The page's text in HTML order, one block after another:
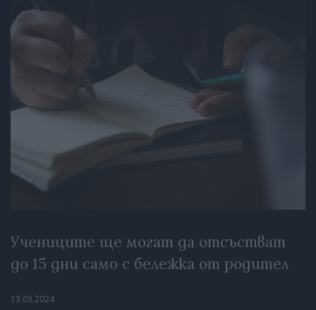
Учениците ще могат да отсъстват
до 15 дни само с бележка от родител
13.03.2024